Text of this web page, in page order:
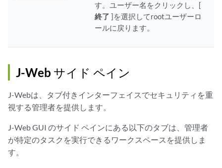
す。ユーザー名をクリックし、[
終了 ]を選択してrootユーザーロ
ールに戻ります。
J-Web サイド ペイン
J-Webは、タブ付きインターフェイスでセキュリティを重
視する管理者を提供します。
J-Web GUI のサイド ペインにある以下のタブは、管理者
が特定のタスクを実行できるワークスペースを提供しま
す。